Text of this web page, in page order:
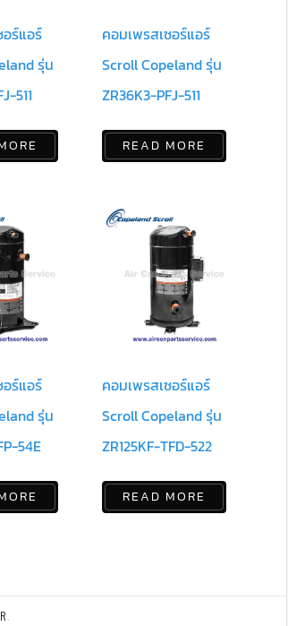
ร์แอร์
รุ่น
511
คอมเพรสเซอร์แอร์
Scroll Copeland รุ่น
ZR36K3-PFJ-511
READ MORE
ร์แอร์
รุ่น
54E
คอมเพรสเซอร์แอร์
Scroll Copeland รุ่น
ZR125KF-TFD-522
READ MORE